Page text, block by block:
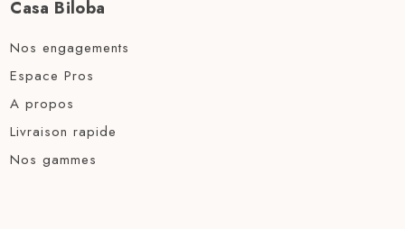
Casa Biloba
Nos engagements
Espace Pros
A propos
Livraison rapide
Nos gammes